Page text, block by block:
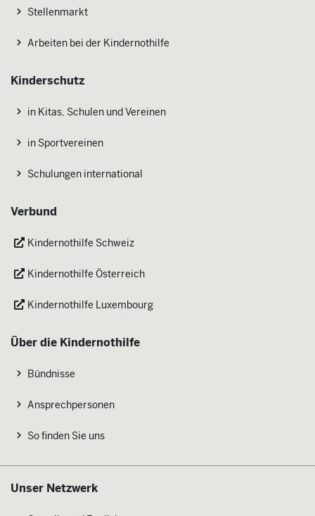
Stellenmarkt
Arbeiten bei der Kindernothilfe
Kinderschutz
in Kitas, Schulen und Vereinen
in Sportvereinen
Schulungen international
Verbund
Kindernothilfe Schweiz
Kindernothilfe Österreich
Kindernothilfe Luxembourg
Über die Kindernothilfe
Bündnisse
Ansprechpersonen
So finden Sie uns
Unser Netzwerk